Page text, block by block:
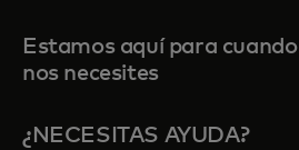
Estamos aquí para cuando
nos necesites
¿NECESITAS AYUDA?